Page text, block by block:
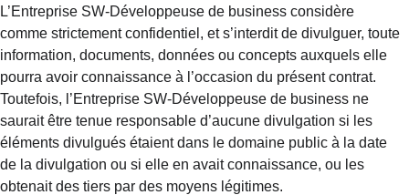
L’Entreprise SW-Développeuse de business considère
comme strictement confidentiel, et s’interdit de divulguer, toute
information, documents, données ou concepts auxquels elle
pourra avoir connaissance à l’occasion du présent contrat.
Toutefois, l’Entreprise SW-Développeuse de business ne
saurait être tenue responsable d’aucune divulgation si les
éléments divulgués étaient dans le domaine public à la date
de la divulgation ou si elle en avait connaissance, ou les
obtenait des tiers par des moyens légitimes.